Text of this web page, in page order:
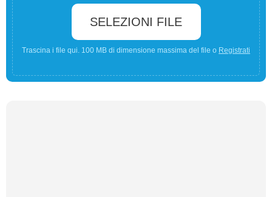
SELEZIONI FILE
Trascina i file qui. 100 MB di dimensione massima del file o Registrati